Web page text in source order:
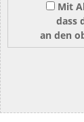
Mit
dass
an den